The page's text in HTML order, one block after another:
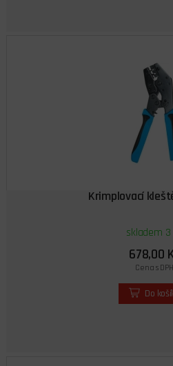
Krimplovací
skladem 3
678,00
Cena s DPH
Do